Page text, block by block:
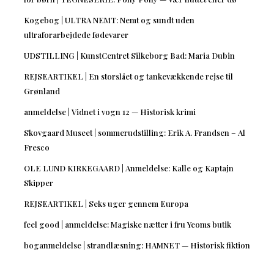
Kogebog | ULTRA NEMT: Nemt og sundt uden
ultraforarbejdede fødevarer
UDSTILLING | KunstCentret Silkeborg Bad: Maria Dubin
REJSEARTIKEL | En storslået og tankevækkende rejse til
Grønland
anmeldelse | Vidnet i vogn 12 — Historisk krimi
Skovgaard Museet | sommerudstilling: Erik A. Frandsen – Al
Fresco
OLE LUND KIRKEGAARD | Anmeldelse: Kalle og Kaptajn
Skipper
REJSEARTIKEL | Seks uger gennem Europa
feel good | anmeldelse: Magiske nætter i fru Yeoms butik
boganmeldelse | strandlæsning: HAMNET — Historisk fiktion